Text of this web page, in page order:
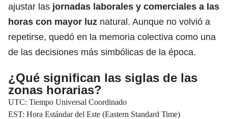
ajustar las jornadas laborales y comerciales a las
horas con mayor luz natural. Aunque no volvió a
repetirse, quedó en la memoria colectiva como una
de las decisiones más simbólicas de la época.
¿ Qué significan las siglas de las
zonas horarias?
UTC: Tiempo Universal Coordinado
EST: Hora Estándar del Este (Eastern Standard Time)